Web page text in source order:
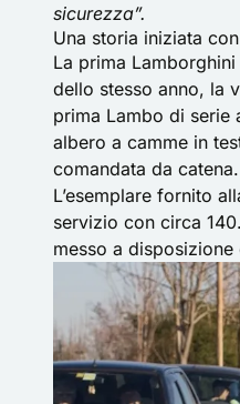
sicurezza”.
Una storia iniziata
La prima
dello stesso anno, la
prima Lambo di
albero a camme in
comandata da
L’esemplare fornito
servizio con circa
messo a